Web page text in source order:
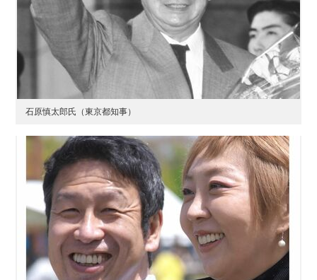
石原慎太郎氏（東京都知事）